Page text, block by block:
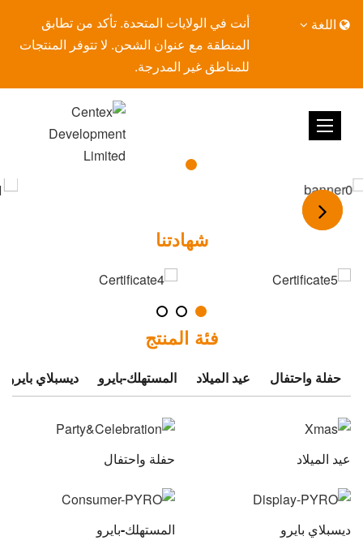
أنت في الولايات المتحدة. تأكد من تطابق
المنطقة مع عنوان الشحن. لا تتوفر المنتجات
للمناطق غير المدرجة.
اللغة
شهادتنا
فئة المنتج
حفلة واحتفال
عيد الميلاد المستهلك-بايرو ديسبلاي بايرو
حفلة واحتفال عيد الميلاد
المستهلك-بايرو ديسبلاي بايرو